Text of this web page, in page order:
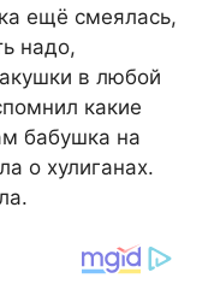
ещё смеялась,
надо,
в любой
какие
бабушка на
о хулиганах.